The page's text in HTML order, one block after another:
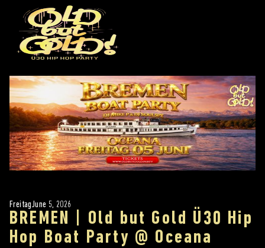
FreitagJune 5, 2026
BREMEN | Old but Gold Ü30 Hip
Hop Boat Party @ Oceana